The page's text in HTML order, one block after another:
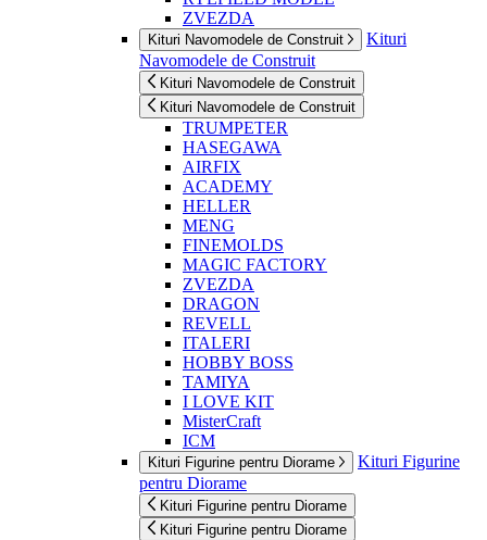
ZVEZDA
Kituri Navomodele de Construit
Kituri
Navomodele de Construit
Kituri Navomodele de Construit
Kituri Navomodele de Construit
TRUMPETER
HASEGAWA
AIRFIX
ACADEMY
HELLER
MENG
FINEMOLDS
MAGIC FACTORY
ZVEZDA
DRAGON
REVELL
ITALERI
HOBBY BOSS
TAMIYA
I LOVE KIT
MisterCraft
ICM
Kituri Figurine pentru Diorame
Kituri Figurine
pentru Diorame
Kituri Figurine pentru Diorame
Kituri Figurine pentru Diorame